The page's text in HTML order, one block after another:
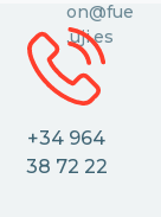
on@fue
.uji.es
+34 964
38 72 22